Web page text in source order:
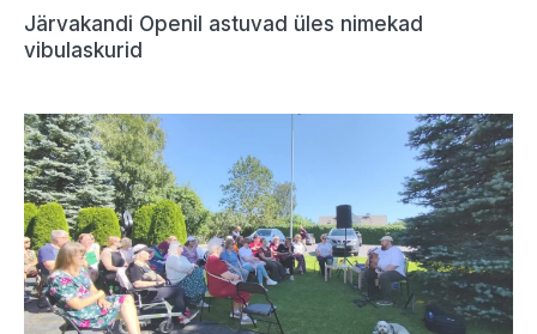
Järvakandi Openil astuvad üles nimekad
vibulaskurid